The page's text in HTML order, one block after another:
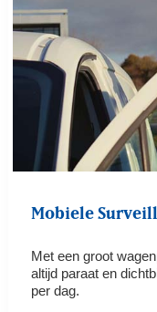
Mobiele
Met een groot
altijd paraat en
per dag.